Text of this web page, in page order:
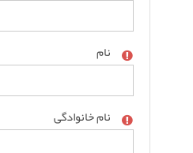
نام
نام خانوادگی